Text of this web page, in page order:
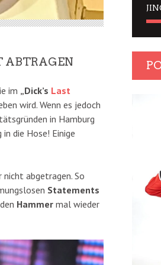
ABTRAGEN
im „Dick’s Last
wird. Wenn es jedoch
in Hamburg
die Hose! Einige
abgetragen. So
Statements
Hammer mal wieder